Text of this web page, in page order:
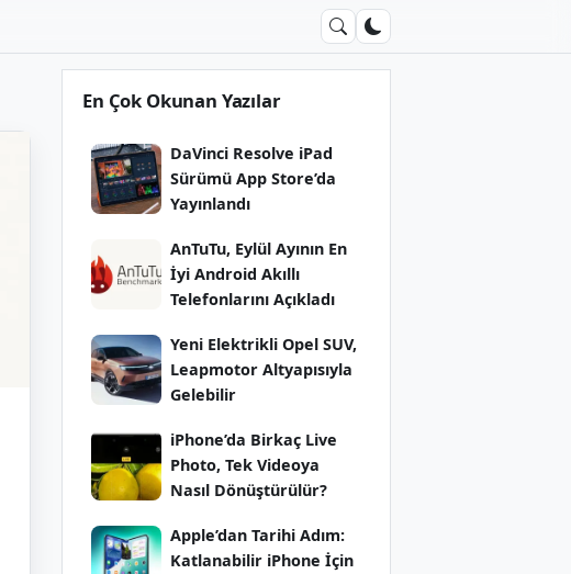
En Çok Okunan Yazılar
DaVinci Resolve iPad
Sürümü App Store’da
Yayınlandı
AnTuTu, Eylül Ayının En
İyi Android Akıllı
Telefonlarını Açıkladı
Yeni Elektrikli Opel SUV,
Leapmotor Altyapısıyla
Gelebilir
iPhone’da Birkaç Live
Photo, Tek Videoya
Nasıl Dönüştürülür?
Apple’dan Tarihi Adım:
Katlanabilir iPhone İçin